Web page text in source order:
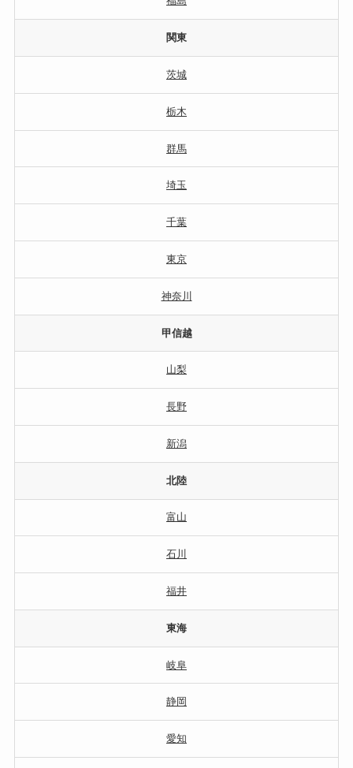
関東
茨城
栃木
群馬
埼玉
千葉
東京
神奈川
甲信越
山梨
長野
新潟
北陸
富山
石川
福井
東海
岐阜
静岡
愛知